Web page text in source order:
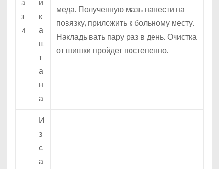
а
з
и
и
к
а
ш
т
а
н
а
меда. Полученную мазь нанести на
повязку, приложить к больному месту.
Накладывать пару раз в день. Очистка
от шишки пройдет постепенно.
И
з
с
а